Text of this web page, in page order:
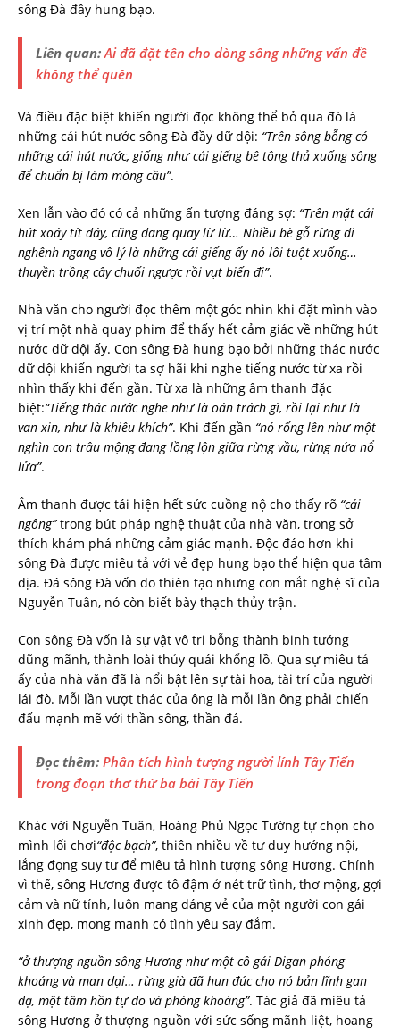
sông Đà đầy hung bạo.
Liên quan:Ai đã đặt tên cho dòng sông những vấn đề
không thể quên
Và điều đặc biệt khiến người đọc không thể bỏ qua đó là
những cái hút nước sông Đà đầy dữ dội: “Trên sông bỗng có
những cái hút nước, giống như cái giếng bê tông thả xuống sông
để chuẩn bị làm móng cầu”.
Xen lẫn vào đó có cả những ấn tượng đáng sợ: “Trên mặt cái
hút xoáy tít đáy, cũng đang quay lừ lừ… Nhiều bè gỗ rừng đi
nghênh ngang vô lý là những cái giếng ấy nó lôi tuột xuống…
thuyền trồng cây chuối ngược rồi vụt biến đi”.
Nhà văn cho người đọc thêm một góc nhìn khi đặt mình vào
vị trí một nhà quay phim để thấy hết cảm giác về những hút
nước dữ dội ấy. Con sông Đà hung bạo bởi những thác nước
dữ dội khiến người ta sợ hãi khi nghe tiếng nước từ xa rồi
nhìn thấy khi đến gần. Từ xa là những âm thanh đặc
biệt:“Tiếng thác nước nghe như là oán trách gì, rồi lại như là
van xin, như là khiêu khích”. Khi đến gần “nó rống lên như một
nghìn con trâu mộng đang lồng lộn giữa rừng vầu, rừng nứa nổ
lửa”.
Âm thanh được tái hiện hết sức cuồng nộ cho thấy rõ “cái
ngông”trong bút pháp nghệ thuật của nhà văn, trong sở
thích khám phá những cảm giác mạnh. Độc đáo hơn khi
sông Đà được miêu tả với vẻ đẹp hung bạo thể hiện qua tâm
địa. Đá sông Đà vốn do thiên tạo nhưng con mắt nghệ sĩ của
Nguyễn Tuân, nó còn biết bày thạch thủy trận.
Con sông Đà vốn là sự vật vô tri bỗng thành binh tướng
dũng mãnh, thành loài thủy quái khổng lồ. Qua sự miêu tả
ấy của nhà văn đã là nổi bật lên sự tài hoa, tài trí của người
lái đò. Mỗi lần vượt thác của ông là mỗi lần ông phải chiến
đấu mạnh mẽ với thần sông, thần đá.
Đọc thêm: Phân tích hình tượng người lính Tây Tiến
trong đoạn thơ thứ ba bài Tây Tiến
Khác với Nguyễn Tuân, Hoàng Phủ Ngọc Tường tự chọn cho
mình lối chơi“độc bạch”, thiên nhiều về tư duy hướng nội,
lắng đọng suy tư để miêu tả hình tượng sông Hương. Chính
vì thế, sông Hương được tô đậm ở nét trữ tình, thơ mộng, gợi
cảm và nữ tính, luôn mang dáng vẻ của một người con gái
xinh đẹp, mong manh có tình yêu say đắm.
“ở thượng nguồn sông Hương như một cô gái Digan phóng
khoáng và man dại… rừng già đã hun đúc cho nó bản lĩnh gan
dạ, một tâm hồn tự do và phóng khoáng”. Tác giả đã miêu tả
sông Hương ở thượng nguồn với sức sống mãnh liệt, hoang